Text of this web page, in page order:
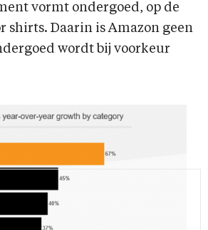
vormt ondergoed, op de
shirts. Daarin is Amazon geen
wordt bij voorkeur